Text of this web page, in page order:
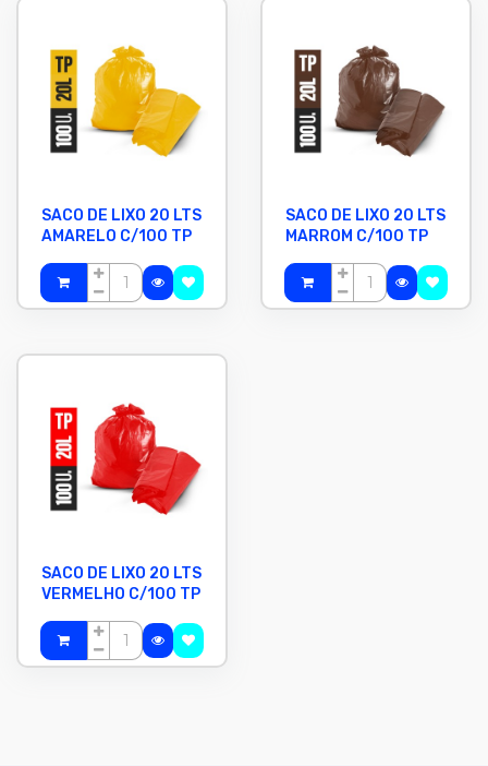
SACO DE LIXO 20 LTS
AMARELO C/100 TP
SACO DE LIXO 20 LTS
MARROM C/100 TP
SACO DE LIXO 20 LTS
VERMELHO C/100 TP